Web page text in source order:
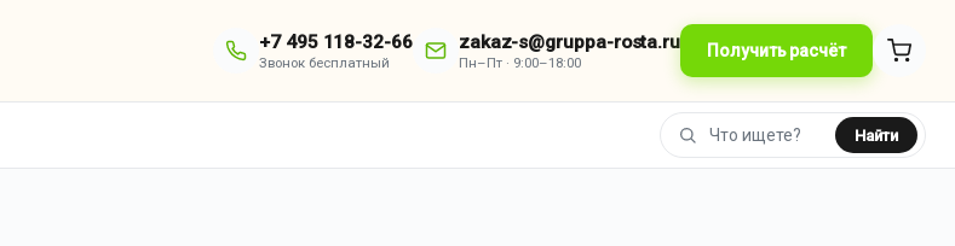
+7 495 118-32-66
Звонок бесплатный
zakaz-s@gruppa-rosta.ru
Пн–Пт · 9:00–18:00
Получить расчёт
Найти